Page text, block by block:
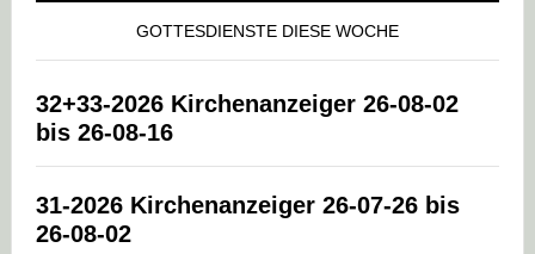
GOTTESDIENSTE DIESE WOCHE
32+33-2026 Kirchenanzeiger 26-08-02
bis 26-08-16
31-2026 Kirchenanzeiger 26-07-26 bis
26-08-02